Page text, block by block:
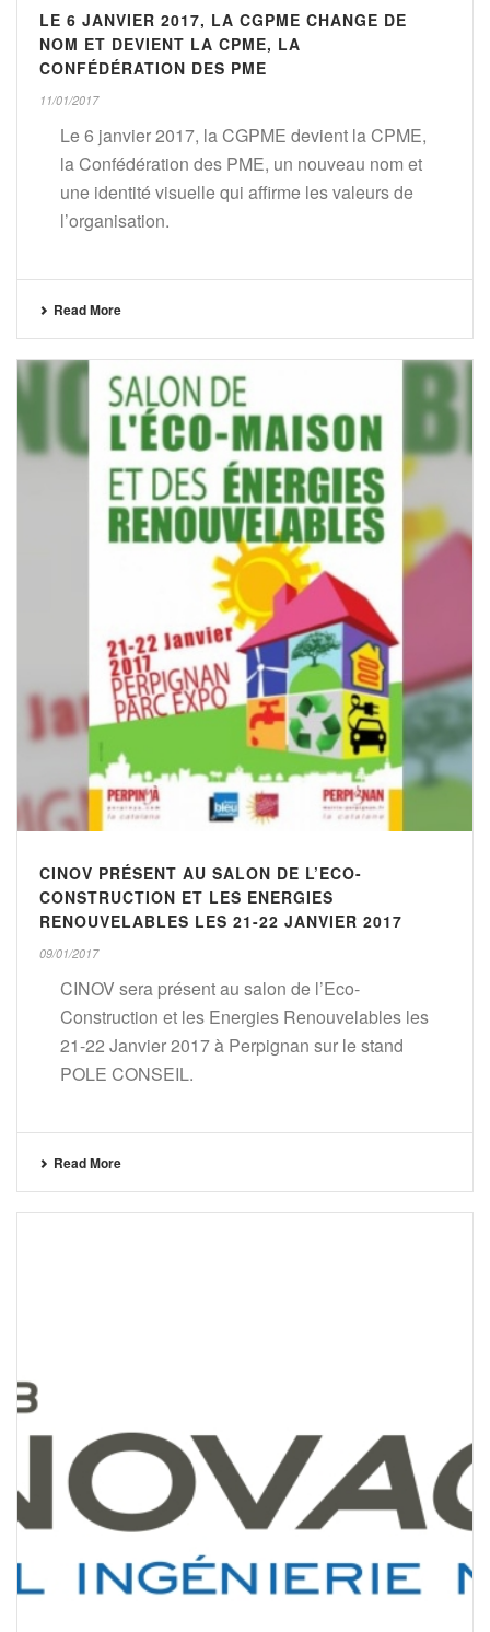
LE 6 JANVIER 2017, LA CGPME CHANGE DE
NOM ET DEVIENT LA CPME, LA
CONFÉDÉRATION DES PME
11/01/2017
Le 6 janvier 2017, la CGPME devient la CPME,
la Confédération des PME, un nouveau nom et
une identité visuelle qui affirme les valeurs de
l’organisation.
Read More
CINOV PRÉSENT AU SALON DE L’ECO-
CONSTRUCTION ET LES ENERGIES
RENOUVELABLES LES 21-22 JANVIER 2017
09/01/2017
CINOV sera présent au salon de l’Eco-
Construction et les Energies Renouvelables les
21-22 Janvier 2017 à Perpignan sur le stand
POLE CONSEIL.
Read More